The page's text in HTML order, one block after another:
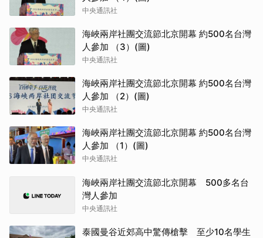
中央通訊社
海峽兩岸社團交流節北京開幕 約500名台灣
人參加 （3）(圖)
中央通訊社
海峽兩岸社團交流節北京開幕 約500名台灣
人參加 （2）(圖)
中央通訊社
海峽兩岸社團交流節北京開幕 約500名台灣
人參加 （1）(圖)
中央通訊社
海峽兩岸社團交流節北京開幕 500多名台
灣人參加
中央通訊社
泰國曼谷近郊高中驚傳槍擊 至少10名學生